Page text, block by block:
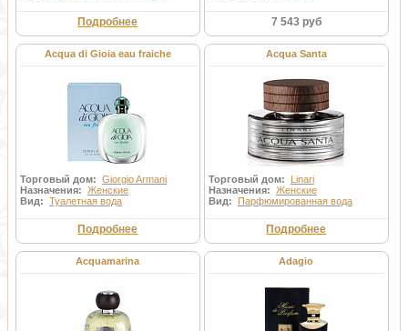
Подробнее 7 543 руб
Acqua di Gioia eau fraiche
Торговый дом: Giorgio Armani
Назначения: Женские
Вид: Туалетная вода
Подробнее
Acqua Santa
Торговый дом: Linari
Назначения: Женские
Вид: Парфюмированная вода
Подробнее
Acquamarina Adagio